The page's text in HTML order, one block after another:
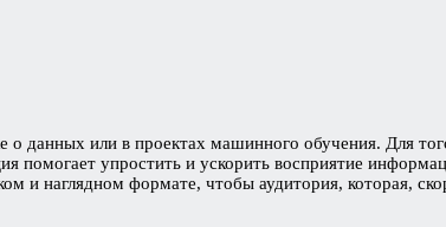
данных или в проектах машинного обучения. Для
помогает упростить и ускорить восприятие
и наглядном формате, чтобы аудитория, которая,